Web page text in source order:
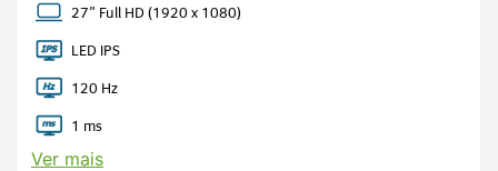
27” Full HD (1920 x 1080)
LED IPS
120 Hz
1 ms
Ver mais